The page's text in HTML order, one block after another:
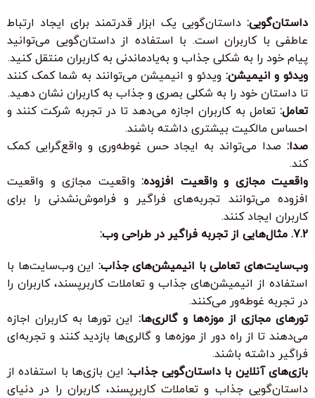
داستان‌گویی: داستان‌گویی یک ابزار قدرتمند برای ایجاد ارتباط
عاطفی با کاربران است. با استفاده از داستان‌گویی می‌توانید
پیام خود را به شکلی جذاب و به‌یادماندنی به کاربران منتقل کنید.
ویدئو و انیمیشن: ویدئو و انیمیشن می‌توانند به شما کمک کنند
تا داستان خود را به شکلی بصری و جذاب به کاربران نشان دهید.
تعامل: تعامل به کاربران اجازه می‌دهد تا در تجربه شرکت کنند و
احساس مالکیت بیشتری داشته باشند.
صدا: صدا می‌تواند به ایجاد حس غوطه‌وری و واقع‌گرایی کمک
کند.
واقعیت مجازی و واقعیت افزوده: واقعیت مجازی و واقعیت
افزوده می‌توانند تجربه‌های فراگیر و فراموش‌نشدنی را برای
کاربران ایجاد کنند.
7.2. مثال‌هایی از تجربه فراگیر در طراحی وب:
وب‌سایت‌های تعاملی با انیمیشن‌های جذاب: این وب‌سایت‌ها با
استفاده از انیمیشن‌های جذاب و تعاملات کاربرپسند، کاربران را
در تجربه غوطه‌ور می‌کنند.
تورهای مجازی از موزه‌ها و گالری‌ها: این تورها به کاربران اجازه
می‌دهند تا از راه دور از موزه‌ها و گالری‌ها بازدید کنند و تجربه‌ای
فراگیر داشته باشند.
بازی‌های آنلاین با داستان‌گویی جذاب:این بازی‌ها با استفاده از
داستان‌گویی جذاب و تعاملات کاربرپسند، کاربران را در دنیای